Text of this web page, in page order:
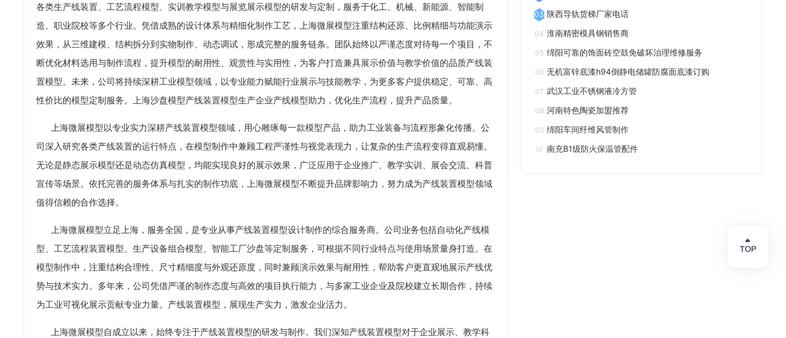
各类生产线装置、工艺流程模型、实训教学模型与展览展示模型的研发与定制，服务于化工、机械、新能源、智能制
造、职业院校等多个行业。凭借成熟的设计体系与精细化制作工艺，上海微展模型注重结构还原、比例精细与功能演示
效果，从三维建模、结构拆分到实物制作、动态调试，形成完整的服务链条。团队始终以严谨态度对待每一个项目，不
断优化材料选用与制作流程，提升模型的耐用性、观赏性与实用性，为客户打造兼具展示价值与教学价值的品质产线装
置模型。未来，公司将持续深耕工业模型领域，以专业能力赋能行业展示与技能教学，为更多客户提供稳定、可靠、高
性价比的模型定制服务。上海沙盘模型产线装置模型生产企业产线模型助力，优化生产流程，提升产品质量。
上海微展模型以专业实力深耕产线装置模型领域，用心雕琢每一款模型产品，助力工业装备与流程形象化传播。公
司深入研究各类产线装置的运行特点，在模型制作中兼顾工程严谨性与视觉表现力，让复杂的生产流程变得直观易懂。
无论是静态展示模型还是动态仿真模型，均能实现良好的展示效果，广泛应用于企业推广、教学实训、展会交流、科普
宣传等场景。依托完善的服务体系与扎实的制作功底，上海微展模型不断提升品牌影响力，努力成为产线装置模型领域
值得信赖的合作选择。
上海微展模型立足上海，服务全国，是专业从事产线装置模型设计制作的综合服务商。公司业务包括自动化产线模
型、工艺流程装置模型、生产设备组合模型、智能工厂沙盘等定制服务，可根据不同行业特点与使用场景量身打造。在
模型制作中，注重结构合理性、尺寸精细度与外观还原度，同时兼顾演示效果与耐用性，帮助客户更直观地展示产线优
势与技术实力。多年来，公司凭借严谨的制作态度与高效的项目执行能力，与多家工业企业及院校建立长期合作，持续
为工业可视化展示贡献专业力量。产线装置模型，展现生产实力，激发企业活力。
上海微展模型自成立以来，始终专注于产线装置模型的研发与制作。我们深知产线装置模型对于企业展示、教学科
03 陕西导轨货梯厂家电话
04 淮南精密模具钢销售商
05 绵阳可靠的饰面砖空鼓免破坏治理维修服务
06 无机富锌底漆h94倒静电储罐防腐面底漆订购
07 武汉工业不锈钢液冷方管
08 河南特色陶瓷加盟推荐
09 绵阳车间纤维风管制作
10 南充B1级防火保温管配件